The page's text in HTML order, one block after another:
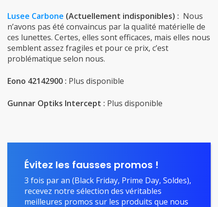
Lusee Carbone (Actuellement indisponibles) : Nous
n’avons pas été convaincus par la qualité matérielle de
ces lunettes. Certes, elles sont efficaces, mais elles nous
semblent assez fragiles et pour ce prix, c’est
problématique selon nous.
Eono 42142900 : Plus disponible
Gunnar Optiks Intercept : Plus disponible
Évitez les fausses promos !
3 fois par an (Black Friday, Prime Day, Soldes),
recevez notre sélection des véritables
meilleures promos sur les produits que nous